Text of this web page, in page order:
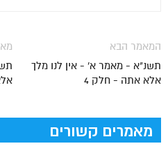
המאמר הבא
תשנ"א - מאמר א' - אין לנו מלך
אלא אתה - חלק 4
מאמרים קשורים